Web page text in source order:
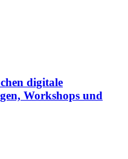
digitale
Workshops und